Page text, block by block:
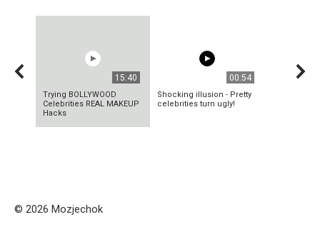
15:40
Trying BOLLYWOOD
Celebrities REAL MAKEUP
Hacks
00:54
Shocking illusion - Pretty
celebrities turn ugly!
© 2026 Mozjechok